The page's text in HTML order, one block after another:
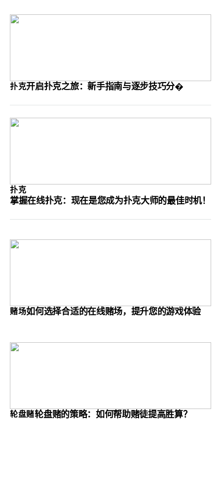
开启扑克之旅：新手指南与逐步技巧分�
扑克
掌握在线扑克：现在是您成为扑克大师的最佳时机！
扑克
如何选择合适的在线赌场，提升您的游戏体验
赌场
轮盘赌的策略：如何帮助赌徒提高胜算？
轮盘赌